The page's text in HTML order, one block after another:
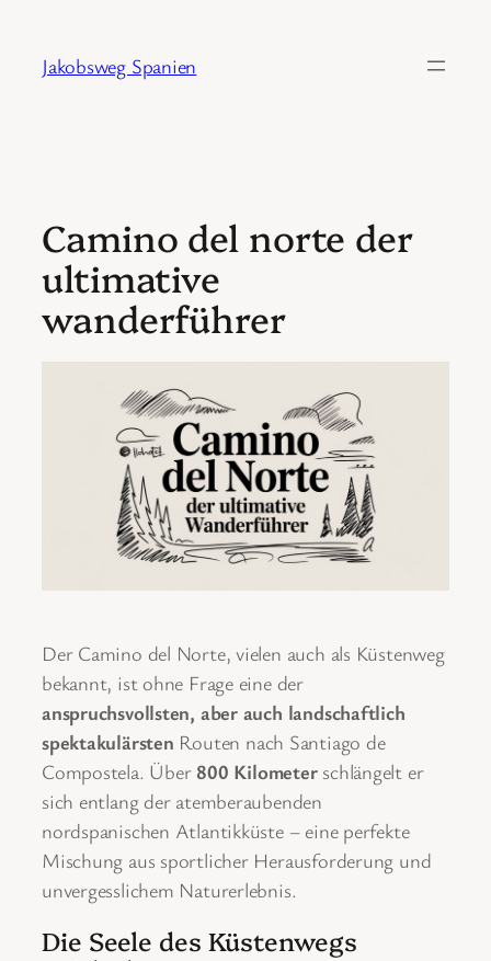
springen
Jakobsweg Spanien
Camino del norte der
ultimative
wanderführer
Der Camino del Norte, vielen auch als Küstenweg
bekannt, ist ohne Frage eine der
anspruchsvollsten, aber auch landschaftlich
spektakulärsten Routen nach Santiago de
Compostela. Über 800 Kilometerschlängelt er
sich entlang der atemberaubenden
nordspanischen Atlantikküste – eine perfekte
Mischung aus sportlicher Herausforderung und
unvergesslichem Naturerlebnis.
Die Seele des Küstenwegs